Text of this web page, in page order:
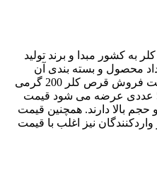
کشور مبدا و برند تولید
محصول و بسته بندی آن
متفاوت است. به عنوان مثال، قیمت فروش قرص‌ کلر 200 گرمی
در ظروف پلاستیکی و بسته‌ های 5 عددی عرضه می شود قیمت
بالا دارند. همچنین قیمت
نیز اغلب با قیمت